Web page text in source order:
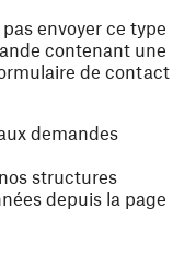
envoyer ce type
contenant une
de contact
demandes
structures
depuis la page